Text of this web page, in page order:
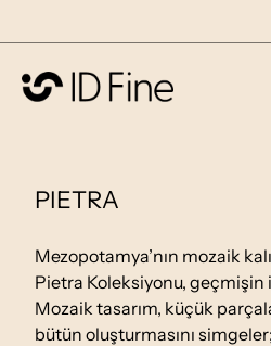
PIETRA
Mezopotamya’nın mozaik
Pietra Koleksiyonu, geçmişin
Mozaik tasarım, küçük
bütün oluşturmasını